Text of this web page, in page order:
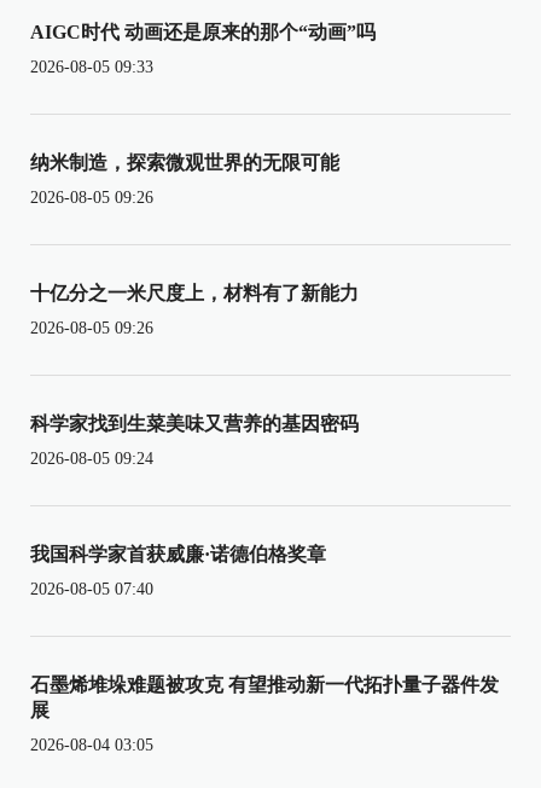
AIGC时代 动画还是原来的那个“动画”吗
2026-08-05 09:33
纳米制造，探索微观世界的无限可能
2026-08-05 09:26
十亿分之一米尺度上，材料有了新能力
2026-08-05 09:26
科学家找到生菜美味又营养的基因密码
2026-08-05 09:24
我国科学家首获威廉·诺德伯格奖章
2026-08-05 07:40
石墨烯堆垛难题被攻克 有望推动新一代拓扑量子器件发
展
2026-08-04 03:05